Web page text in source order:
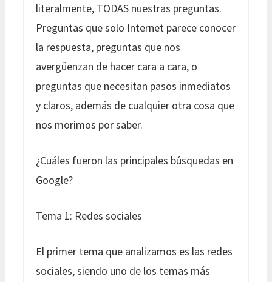
literalmente, TODAS nuestras preguntas.
Preguntas que solo Internet parece conocer
la respuesta, preguntas que nos
avergüenzan de hacer cara a cara, o
preguntas que necesitan pasos inmediatos
y claros, además de cualquier otra cosa que
nos morimos por saber.
¿Cuáles fueron las principales búsquedas en
Google?
Tema 1: Redes sociales
El primer tema que analizamos es las redes
sociales, siendo uno de los temas más